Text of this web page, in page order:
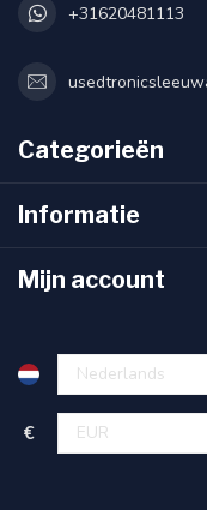
+31620481113
Categorieën
Informatie
Mijn account
€